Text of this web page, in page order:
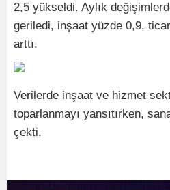
2,5 yükseldi. Aylık
geriledi, inşaat yüzde 0,9,
arttı.
Verilerde inşaat ve hizmet
toparlanmayı yansıtırken,
çekti.